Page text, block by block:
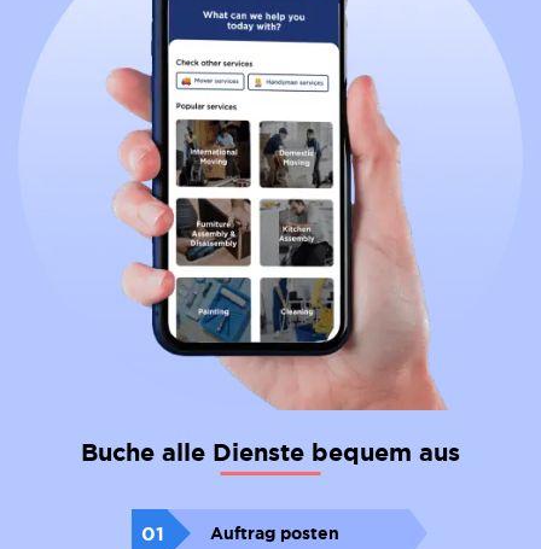
Buche alle Dienste bequem aus
01 Auftrag posten